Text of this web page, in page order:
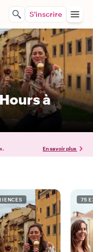
S'inscrire
à
En savoir plus
75